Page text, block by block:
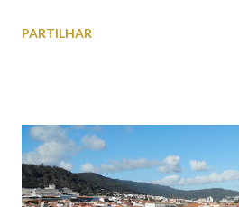
aproveite a paisagem como cenário
PARTILHAR